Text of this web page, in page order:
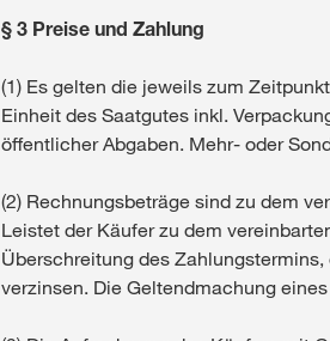
§ 3 Preise und Zahlung
(1) Es gelten die jeweils zum
Einheit des Saatgutes inkl.
öffentlicher Abgaben. Mehr- oder
(2) Rechnungsbeträge sind zu dem
Leistet der Käufer zu dem
Überschreitung des
verzinsen. Die Geltendmachung